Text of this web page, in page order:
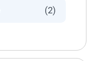
(2)